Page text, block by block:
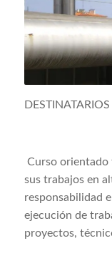
DESTINATARIOS
Curso orientado
sus trabajos en
responsabilidad
ejecución de
proyectos,